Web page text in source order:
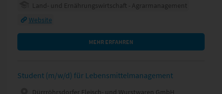
Land- und Ernährungswirtschaft - Agrarmanagement
Website
MEHR ERFAHREN
Student (m/w/d) für Lebensmittelmanagement
Dürrröhrsdorfer Fleisch- und Wurstwaren GmbH